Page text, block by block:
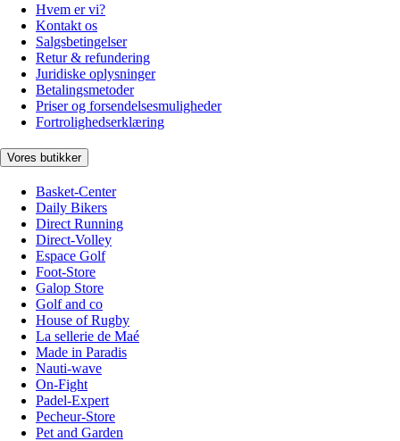
Hvem er vi?
Kontakt os
Salgsbetingelser
Retur & refundering
Juridiske oplysninger
Betalingsmetoder
Priser og forsendelsesmuligheder
Fortrolighedserklæring
Vores butikker
Basket-Center
Daily Bikers
Direct Running
Direct-Volley
Espace Golf
Foot-Store
Galop Store
Golf and co
House of Rugby
La sellerie de Maé
Made in Paradis
Nauti-wave
On-Fight
Padel-Expert
Pecheur-Store
Pet and Garden